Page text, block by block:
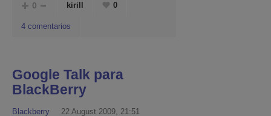
0 kirill 0
4 comentarios
Google Talk para
BlackBerry
Blackberry 22 August 2009, 21:51